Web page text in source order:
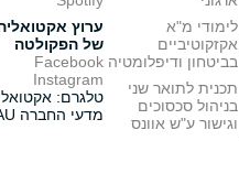
לימודי מ"א
אקזקוטיביים
בביטחון ודיפלומטיה
תכנית לתואר שני
בניהול סכסוכים
וגישור ע"ש אוונס
ערוץ
של הפקולטה
Facebook
Instagram
טלגרם:
מדעי החברה TAU